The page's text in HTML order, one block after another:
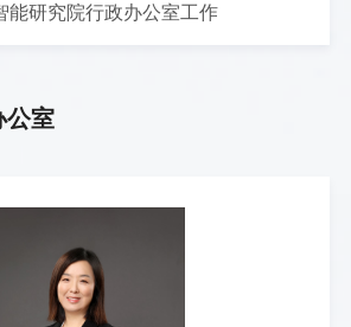
能研究院行政办公室工作
公室